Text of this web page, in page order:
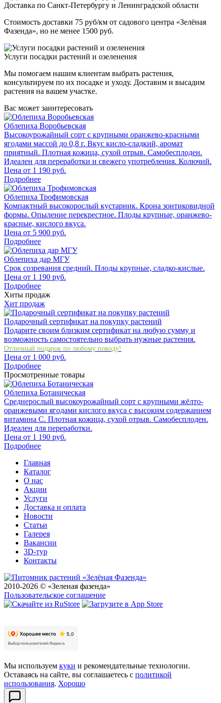
Доставка по Санкт-Петербургу и Ленинградской области
Стоимость доставки 75 руб/км от садового центра «Зелёная
Фазенда», но не менее 1500 руб.
Услуги посадки растений и озеленения
Мы помогаем нашим клиентам выбрать растения,
консультируем по их посадке и уходу. Доставим и высадим
растения на вашем участке.
Вас может заинтересовать
Облепиха Воробьевская
Высокоурожайный сорт с крупными оранжево-красными
ягодами массой до 0,8 г. Вкус кисло-сладкий, аромат
приятный. Плотная кожица, сухой отрыв. Самобесплоден.
Идеален для переработки и свежего употребления. Колючий.
Цена от 1 190 руб.
Подробнее
Облепиха Трофимовская
Компактный высокорослый кустарник. Крона зонтиковидной
формы. Опыление перекрестное. Плоды крупные, оранжево-
красные, кислого вкуса.
Цена от 5 900 руб.
Подробнее
Облепиха дар МГУ
Срок созревания средний. Плоды крупные, сладко-кислые.
Цена от 1 190 руб.
Подробнее
Хиты продаж
Хит продаж
Подарочный сертификат на покупку растений
Подарите своим близким сертификат на любую сумму и
возможность самостоятельно выбрать нужные растения.
Отличный подарок по любому поводу!
Цена от 1 000 руб.
Подробнее
Просмотренные товары
Облепиха Ботаническая
Среднерослый высокоурожайный сорт с крупными жёлто-
оранжевыми ягодами кислого вкуса с высоким содержанием
витамина С. Плотная кожица, сухой отрыв. Самобесплоден.
Идеален для переработки.
Цена от 1 190 руб.
Подробнее
Главная
Каталог
О нас
Акции
Услуги
Доставка и оплата
Новости
Статьи
Галерея
Вакансии
3D-тур
Контакты
2010-2026 © «Зеленая фазенда»
Пользовательское соглашение
Мы используем куки и рекомендательные технологии.
Оставаясь на сайте, вы соглашаетесь с политикой
использования. Хорошо